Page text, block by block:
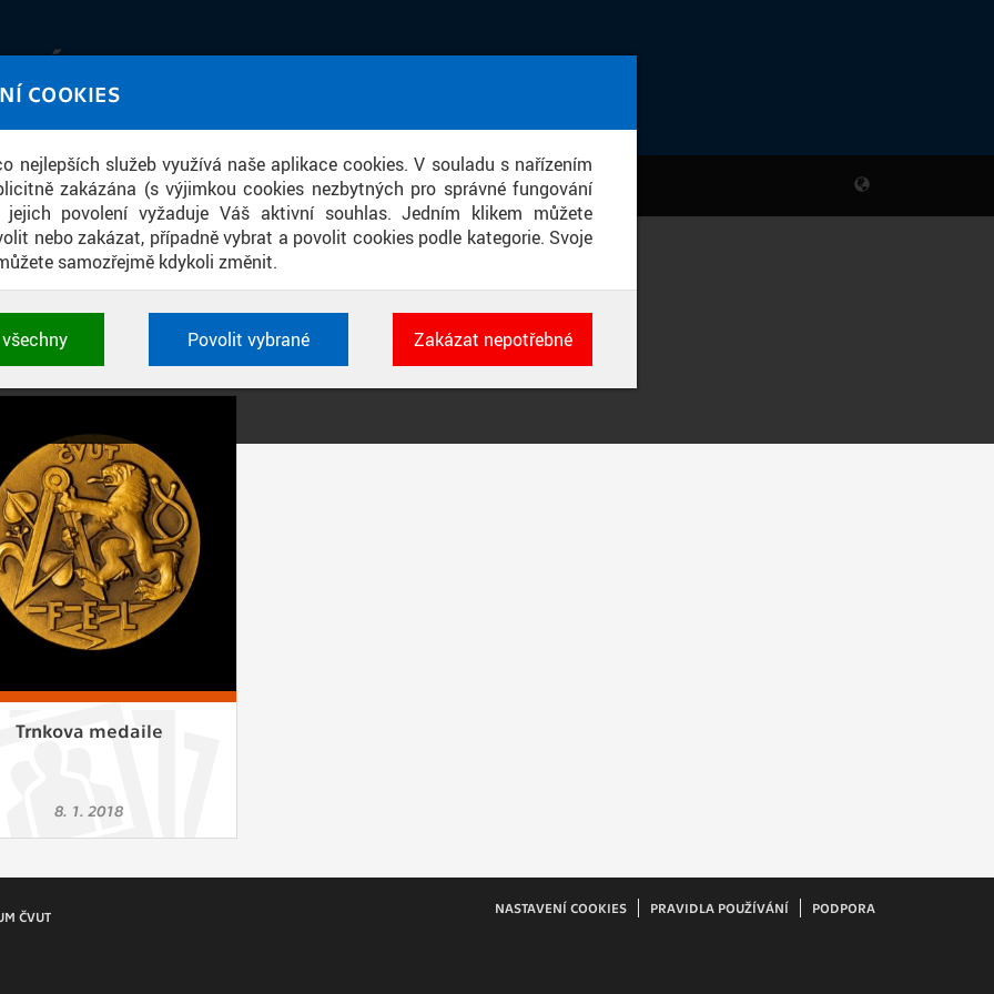
COOKIES
nejlepších služeb využívá naše aplikace cookies. V souladu s nařízením
zakázána (s výjimkou cookies nezbytných pro správné fungování
povolení vyžaduje Váš aktivní souhlas. Jedním klikem můžete
nebo zakázat, případně vybrat a povolit cookies podle kategorie. Svoje
samozřejmě kdykoli změnit.
a identifikátorů relace. Jsou nezbytné pro správné
získávání anonymizovaných statistických údajů, které nám
naše aplikace. Zpravidla jde o cookies systémů třetích
těmto účelům využíváme.
účelem zobrazení správných nabídek a cílení obsahu podle
Zpravidla jde o cookies systémů třetích stran, které nám s
chování pomáhají.
a všechny cookies byly přiřazeny do některé z kategorií
Povolit vybrané Zakázat nepotřebné
obrazem a zvukem
PŘÍSPĚVKY PODLE FILTRU
Aktivní filtry: ŠTÍTEK: TRNKOVA MEDAILE
Trnkova medaile
8. 1. 2018
ČVUT
NASTAVENÍ COOKIES PRAVIDLA POUŽÍVÁNÍ PODPORA